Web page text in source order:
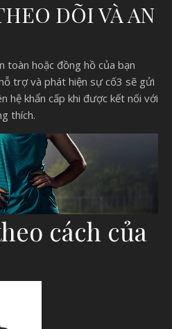
DÕI VÀ AN
toàn hoặc đồng hồ của bạn
trợ và phát hiện sự cố3 sẽ gửi
hệ khẩn cấp khi được kết nối với
thích.
cách của